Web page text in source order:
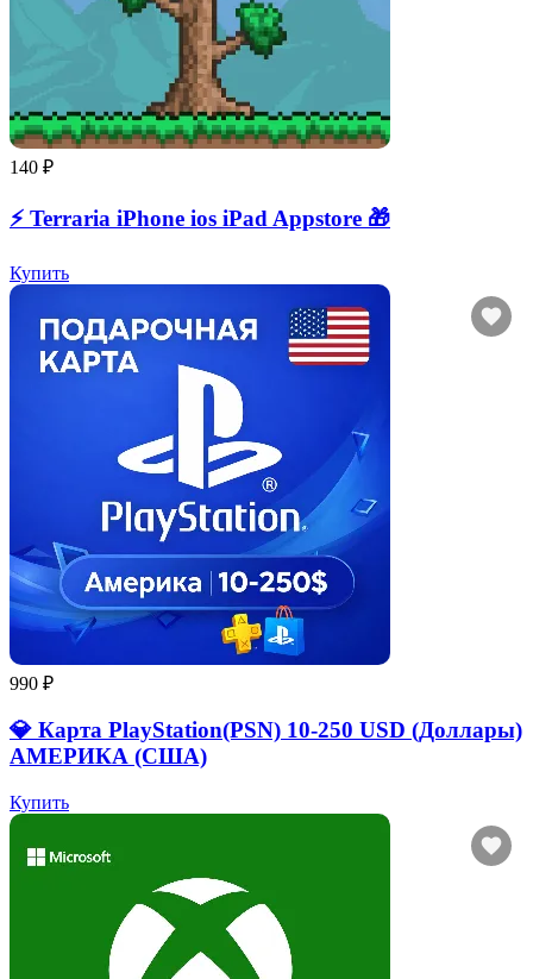
140 ₽
⚡️ Terraria iPhone ios iPad Appstore 🎁
Купить
990 ₽
💎 Карта PlayStation(PSN) 10-250 USD (Доллары)
АМЕРИКА (США)
Купить